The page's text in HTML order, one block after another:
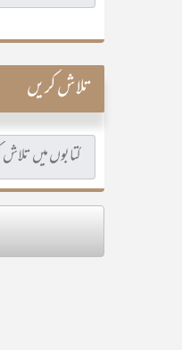
تلاش کریں